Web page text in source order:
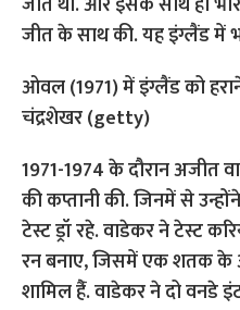
जीत के साथ की. यह इंग्लैंड में
ओवल (1971) में इंग्लैंड को
चंद्रशेखर (getty)
1971-1974 के दौरान अजीत
की कप्तानी की. जिनमें से
टेस्ट ड्रॉ रहे. वाडेकर ने टेस्ट
रन बनाए, जिसमें एक शतक के
शामिल हैंं. वाडेकर ने दो वनडे